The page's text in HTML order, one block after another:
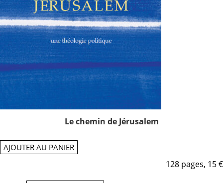
Le chemin de Jérusalem
AJOUTER AU PANIER
128 pages, 15 €